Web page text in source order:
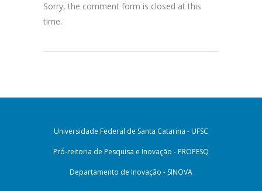
Sorry, the comment form is closed at this
time.
Universidade Federal de Santa Catarina - UFSC
Pró-reitoria de Pesquisa e Inovação - PROPESQ
Departamento de Inovação - SINOVA